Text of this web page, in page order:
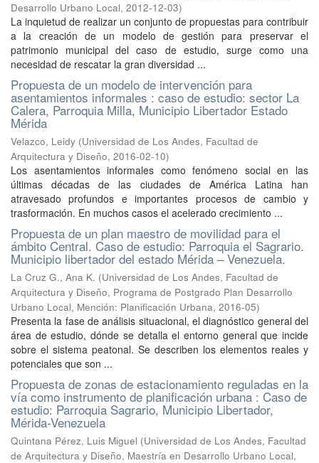
Desarrollo Urbano Local, 2012-12-03)
La inquietud de realizar un conjunto de propuestas para contribuir
a la creación de un modelo de gestión para preservar el
patrimonio municipal del caso de estudio, surge como una
necesidad de rescatar la gran diversidad ...
Propuesta de un modelo de intervención para
asentamientos informales : caso de estudio: sector La
Calera, Parroquia Milla, Municipio Libertador Estado
Mérida
Velazco, Leidy (Universidad de Los Andes, Facultad de
Arquitectura y Diseño, 2016-02-10)
Los asentamientos informales como fenómeno social en las
últimas décadas de las ciudades de América Latina han
atravesado profundos e importantes procesos de cambio y
trasformación. En muchos casos el acelerado crecimiento ...
Propuesta de un plan maestro de movilidad para el
ámbito Central. Caso de estudio: Parroquia el Sagrario.
Municipio libertador del estado Mérida – Venezuela.
La Cruz G., Ana K. (Universidad de Los Andes, Facultad de
Arquitectura y Diseño, Programa de Postgrado Plan Desarrollo
Urbano Local, Mención: Planificación Urbana, 2016-05)
Presenta la fase de análisis situacional, el diagnóstico general del
área de estudio, dónde se detalla el entorno general que incide
sobre el sistema peatonal. Se describen los elementos reales y
potenciales que son ...
Propuesta de zonas de estacionamiento reguladas en la
vía como instrumento de planificación urbana : Caso de
estudio: Parroquia Sagrario, Municipio Libertador,
Mérida-Venezuela
Quintana Pérez, Luis Miguel (Universidad de Los Andes, Facultad
de Arquitectura y Diseño, Maestría en Desarrollo Urbano Local,